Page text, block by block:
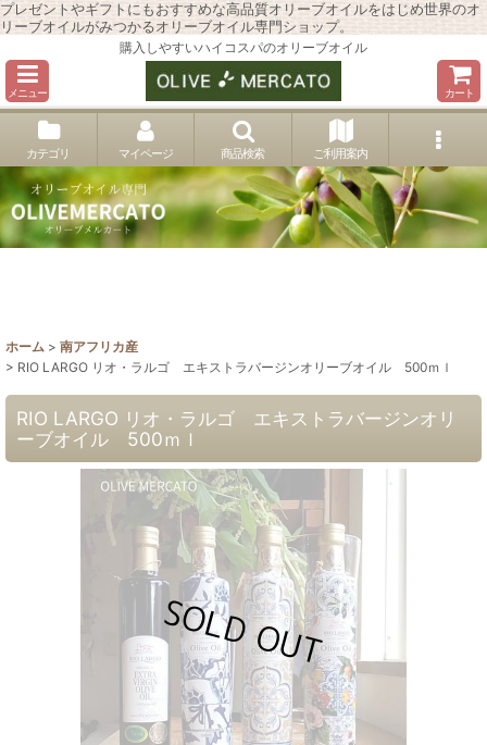
プレゼントやギフトにもおすすめな高品質オリーブオイルをはじめ世界のオ
リーブオイルがみつかるオリーブオイル専門ショップ。
購入しやすいハイコスパのオリーブオイル
メニュー カート
カテゴリ マイページ 商品検索 ご利用案内
ホーム > 南アフリカ産
> RIO LARGO リオ・ラルゴ エキストラバージンオリーブオイル 500ｍｌ
RIO LARGO リオ・ラルゴ エキストラバージンオリ
ーブオイル 500ｍｌ